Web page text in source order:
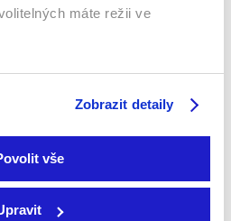
máte režii ve
Zobrazit detaily
vše
nichž hlavně záleží, bude-li
Animovaný
Dětský
57 %